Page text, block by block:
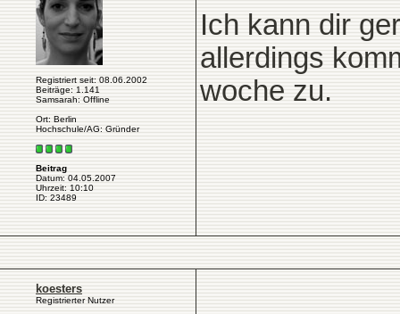
Registriert seit: 08.06.2002
Beiträge: 1.141
Samsarah: Offline
Ort: Berlin
Hochschule/AG: Gründer
Beitrag
Datum: 04.05.2007
Uhrzeit: 10:10
ID: 23489
Ich kann dir
allerdings
woche zu.
koesters
Registrierter Nutzer